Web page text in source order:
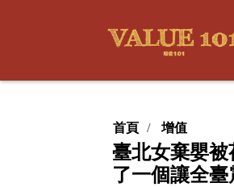
首頁 增值
臺北女棄嬰
了一個讓全